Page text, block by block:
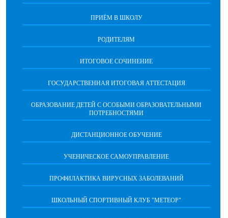
ПРИЁМ В ШКОЛУ
РОДИТЕЛЯМ
ИТОГОВОЕ СОЧИНЕНИЕ
ГОСУДАРСТВЕННАЯ ИТОГОВАЯ АТТЕСТАЦИЯ
ОБРАЗОВАНИЕ ДЕТЕЙ С ОСОБЫМИ ОБРАЗОВАТЕЛЬНЫМИ
ПОТРЕБНОСТЯМИ
ДИСТАНЦИОННОЕ ОБУЧЕНИЕ
УЧЕНИЧЕСКОЕ САМОУПРАВЛЕНИЕ
ПРОФИЛАКТИКА ВИРУСНЫХ ЗАБОЛЕВАНИЙ
ШКОЛЬНЫЙ СПОРТИВНЫЙ КЛУБ "МЕТЕОР"